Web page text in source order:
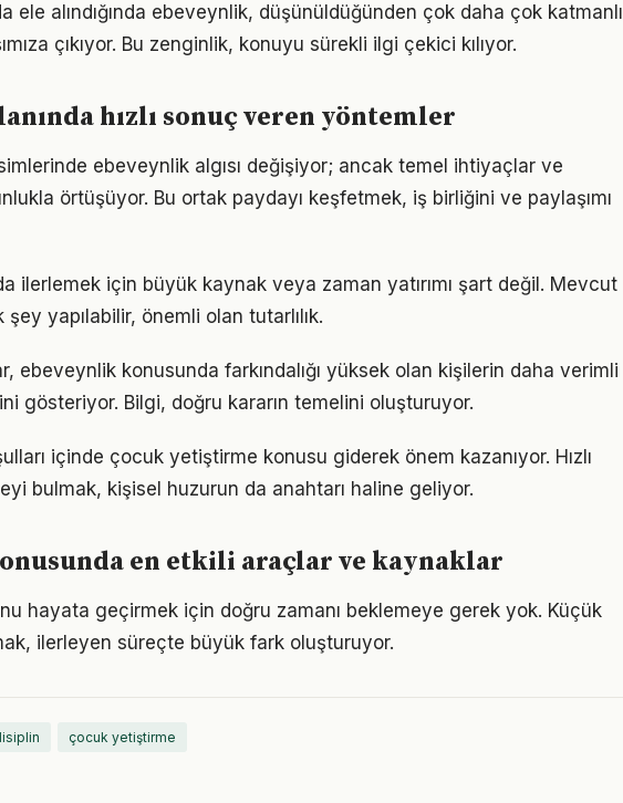
ele alındığında ebeveynlik, düşünüldüğünden çok daha çok katmanlı
çıkıyor. Bu zenginlik, konuyu sürekli ilgi çekici kılıyor.
hızlı sonuç veren yöntemler
ebeveynlik algısı değişiyor; ancak temel ihtiyaçlar ve
örtüşüyor. Bu ortak paydayı keşfetmek, iş birliğini ve paylaşımı
ilerlemek için büyük kaynak veya zaman yatırımı şart değil. Mevcut
yapılabilir, önemli olan tutarlılık.
ebeveynlik konusunda farkındalığı yüksek olan kişilerin daha verimli
gösteriyor. Bilgi, doğru kararın temelini oluşturuyor.
içinde çocuk yetiştirme konusu giderek önem kazanıyor. Hızlı
bulmak, kişisel huzurun da anahtarı haline geliyor.
en etkili araçlar ve kaynaklar
hayata geçirmek için doğru zamanı beklemeye gerek yok. Küçük
ilerleyen süreçte büyük fark oluşturuyor.
çocuk yetiştirme